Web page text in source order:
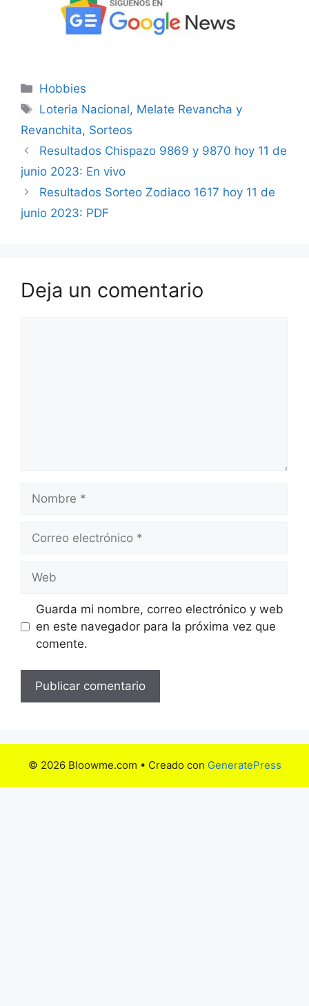
Categorías
Hobbies
Etiquetas
Loteria Nacional, Melate Revancha y
Revanchita, Sorteos
Resultados Chispazo 9869 y 9870 hoy 11 de
junio 2023: En vivo
Resultados Sorteo Zodiaco 1617 hoy 11 de
junio 2023: PDF
Deja un comentario
electrónico
Guarda mi nombre, correo electrónico y web
en este navegador para la próxima vez que
comente.
© 2026 Bloowme.com • Creado con GeneratePress